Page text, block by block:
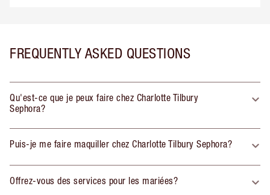
FREQUENTLY ASKED QUESTIONS
Qu'est-ce que je peux faire chez Charlotte Tilbury
Sephora?
Puis-je me faire maquiller chez Charlotte Tilbury Sephora?
Offrez-vous des services pour les mariées?